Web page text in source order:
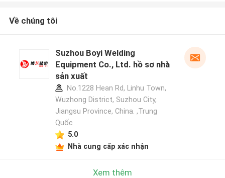
Về chúng tôi
Suzhou Boyi Welding
Equipment Co., Ltd. hồ sơ nhà
sản xuất
No.1228 Hean Rd, Linhu Town,
Wuzhong District, Suzhou City,
Jiangsu Province, China. ,Trung
Quốc
5.0
Nhà cung cấp xác nhận
Xem thêm